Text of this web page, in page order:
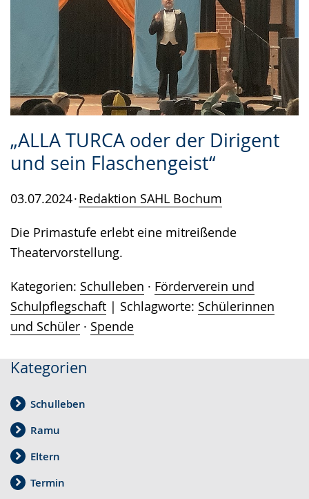
„ALLA TURCA oder der Dirigent
und sein Flaschengeist“
03.07.2024 Redaktion SAHL Bochum
Die Primastufe erlebt eine mitreißende
Theatervorstellung.
Kategorien: Schulleben · Förderverein und
Schulpflegschaft
Schlagworte: Schülerinnen
und Schüler · Spende
Kategorien
Schulleben
Ramu
Eltern
Termin